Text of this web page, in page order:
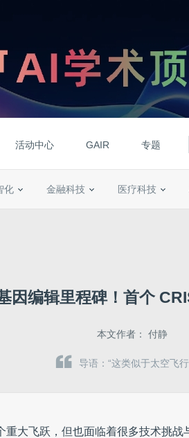
活动中心 GAIR 专题
化 金融科技 医疗科技
因编辑里程碑！首个
本文作者： 付静
导语：“这类似于太空飞
重大飞跃，但也面临着很多技术挑战